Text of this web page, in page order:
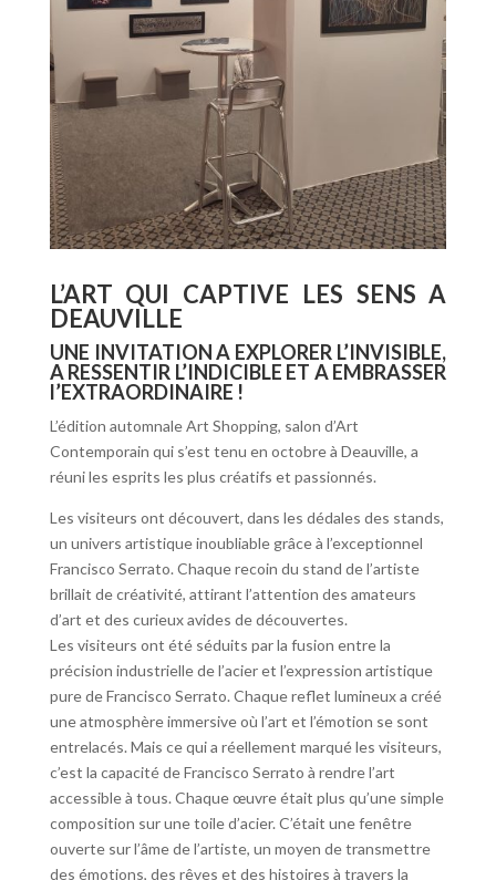
L’ART QUI CAPTIVE LES SENS A
DEAUVILLE
UNE INVITATION A EXPLORER L’INVISIBLE,
A RESSENTIR L’INDICIBLE ET A EMBRASSER
l’EXTRAORDINAIRE !
L’édition automnale Art Shopping, salon d’Art
Contemporain qui s’est tenu en octobre à Deauville, a
réuni les esprits les plus créatifs et passionnés.
Les visiteurs ont découvert, dans les dédales des stands,
un univers artistique inoubliable grâce à l’exceptionnel
Francisco Serrato. Chaque recoin du stand de l’artiste
brillait de créativité, attirant l’attention des amateurs
d’art et des curieux avides de découvertes.
Les visiteurs ont été séduits par la fusion entre la
précision industrielle de l’acier et l’expression artistique
pure de Francisco Serrato. Chaque reflet lumineux a créé
une atmosphère immersive où l’art et l’émotion se sont
entrelacés. Mais ce qui a réellement marqué les visiteurs,
c’est la capacité de Francisco Serrato à rendre l’art
accessible à tous. Chaque œuvre était plus qu’une simple
composition sur une toile d’acier. C’était une fenêtre
ouverte sur l’âme de l’artiste, un moyen de transmettre
des émotions, des rêves et des histoires à travers la